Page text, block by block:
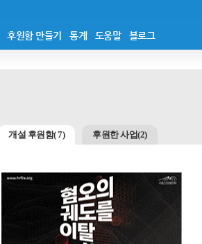
후원함 만들기 통계 도움말 블로그
개설 후원함( 7) 후원한 사업(2)